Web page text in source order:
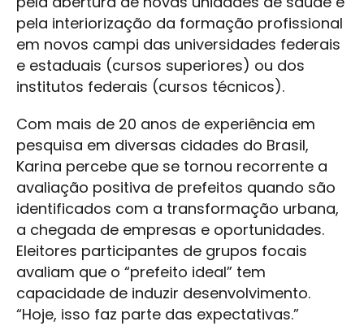
pela interiorização da formação profissional
em novos campi das universidades federais
e estaduais (cursos superiores) ou dos
institutos federais (cursos técnicos).
Com mais de 20 anos de experiência em
pesquisa em diversas cidades do Brasil,
Karina percebe que se tornou recorrente a
avaliação positiva de prefeitos quando são
identificados com a transformação urbana,
a chegada de empresas e oportunidades.
Eleitores participantes de grupos focais
avaliam que o “prefeito ideal” tem
capacidade de induzir desenvolvimento.
“Hoje, isso faz parte das expectativas.”